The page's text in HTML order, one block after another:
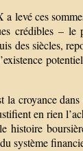
levé ces
crédibles –
des siècles,
la croyance
en rien
histoire
système